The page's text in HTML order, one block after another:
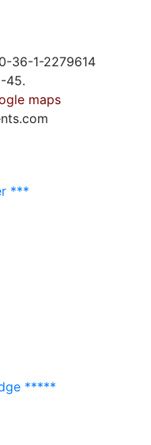
36-1-2279614
45.
maps
***
*****